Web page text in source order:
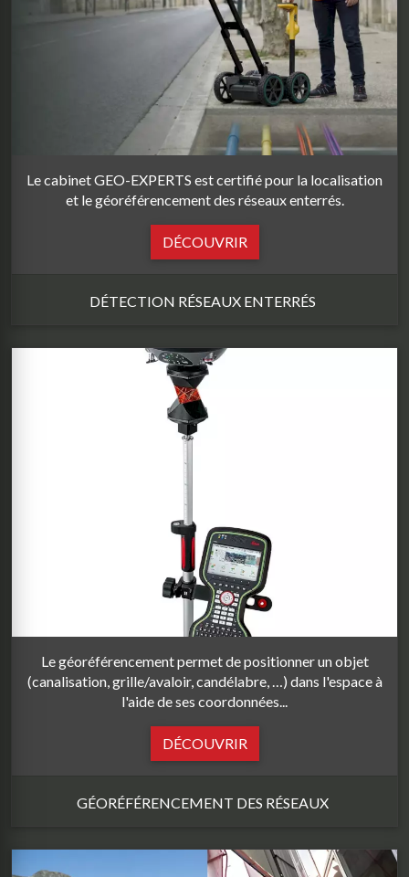
Le cabinet GEO-EXPERTS est certifié pour la localisation
et le géoréférencement des réseaux enterrés.
DÉCOUVRIR
DÉTECTION RÉSEAUX ENTERRÉS
Le géoréférencement permet de positionner un objet
(canalisation, grille/avaloir, candélabre, …) dans l'espace à
l'aide de ses coordonnées...
DÉCOUVRIR
GÉORÉFÉRENCEMENT DES RÉSEAUX